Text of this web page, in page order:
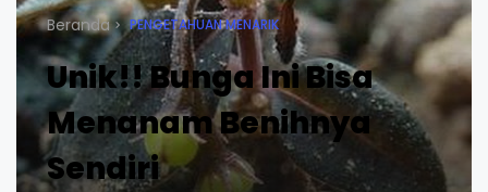
Beranda PENGETAHUAN MENARIK
Unik!! Bunga Ini Bisa
Menanam Benihnya
Sendiri